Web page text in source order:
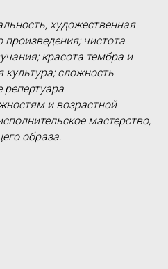
художественная
чистота
красота тембра и
культура; сложность
репертуара
и возрастной
мастерство,
образа.